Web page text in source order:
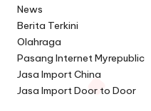
News
Berita Terkini
Olahraga
Pasang Internet Myrepublic
Jasa Import China
Jasa Import Door to Door